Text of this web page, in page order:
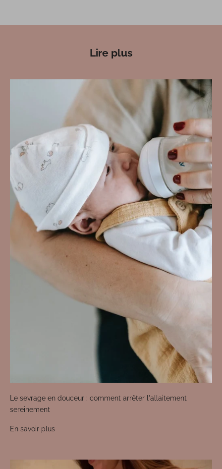
Lire plus
Le sevrage en douceur : comment arrêter l'allaitement
sereinement
En savoir plus